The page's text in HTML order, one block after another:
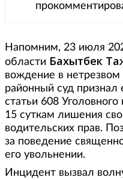
Напомним, 23 июля
области Бахытбек
вождение в нетрезвом
районный суд признал
статьи 608
15 суткам лишения
водительских прав.
за поведение
его увольнении.
Инцидент вызвал